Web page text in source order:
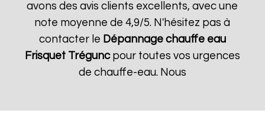
avons des avis clients excellents, avec une
note moyenne de 4,9/5. N'hésitez pas à
contacter le Dépannage chauffe eau
Frisquet Tréguncpour toutes vos urgences
de chauffe-eau. Nous